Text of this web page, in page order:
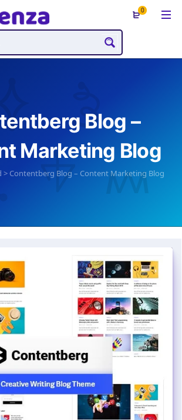
0
Blog –
Marketing Blog
> Contentberg Blog – Content Marketing Blog